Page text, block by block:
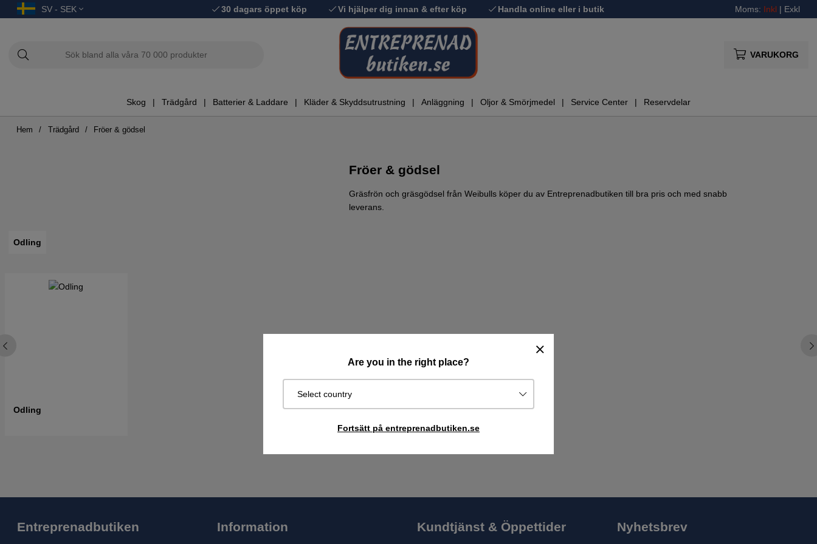
SV - SEK 30 dagars öppet köp Vi hjälper dig innan & efter köp Handla online eller i butik Moms: Inkl | Exkl
VARUKORG
Skog Trädgård Batterier & Laddare Kläder & Skyddsutrustning Anläggning Oljor & Smörjmedel Service Center Reservdelar
Are you in the right place?
Select country
Fortsätt på entreprenadbutiken.se
Hem Trädgård Fröer & gödsel
Fröer & gödsel
Gräsfrön och gräsgödsel från Weibulls köper du av Entreprenadbutiken till bra pris och med snabb
leverans.
Odling
Odling
Entreprenadbutiken Information Kundtjänst & Öppettider Nyhetsbrev